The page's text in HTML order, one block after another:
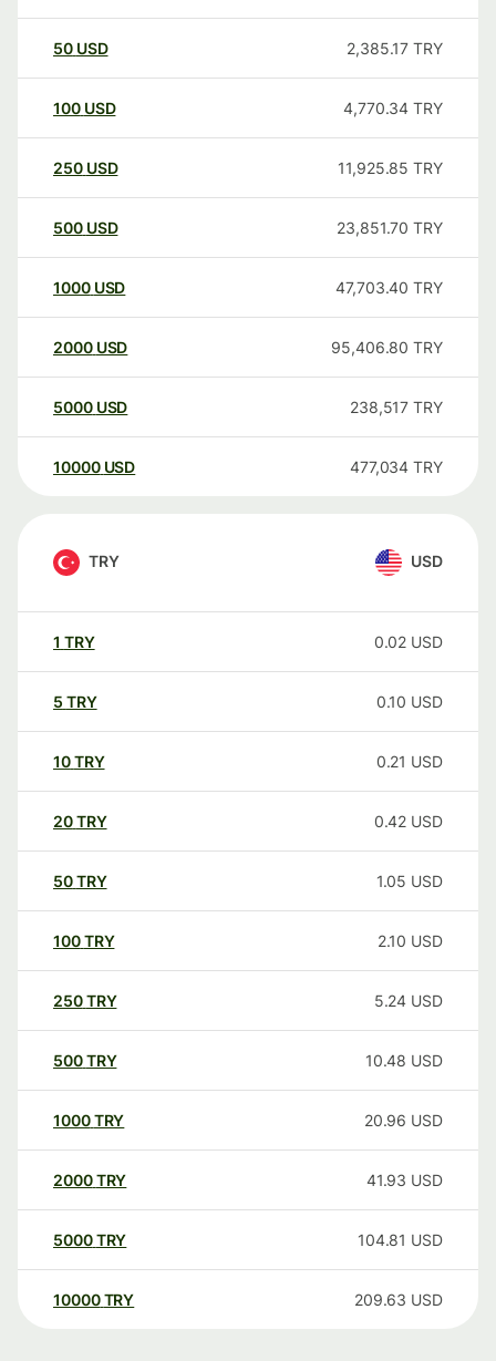
50 USD 2,385.17 TRY
100 USD 4,770.34 TRY
250 USD 11,925.85 TRY
500 USD 23,851.70 TRY
1000 USD 47,703.40 TRY
2000 USD 95,406.80 TRY
5000 USD 238,517 TRY
10000 USD 477,034 TRY
TRY USD
1 TRY 0.02 USD
5 TRY 0.10 USD
10TRY 0.21 USD
20TRY 0.42 USD
50TRY 1.05 USD
100TRY 2.10 USD
250TRY 5.24 USD
500TRY 10.48 USD
1000TRY 20.96 USD
2000TRY 41.93 USD
5000TRY 104.81 USD
10000 TRY 209.63 USD